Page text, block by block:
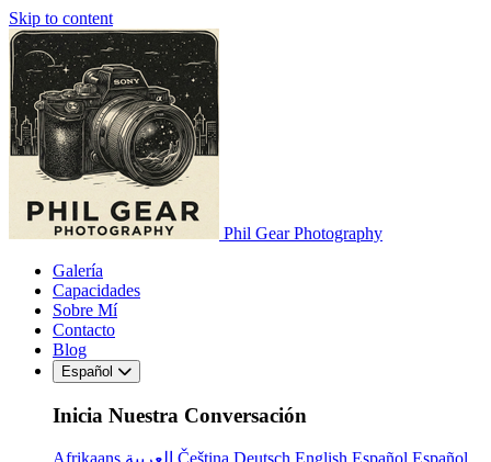
Skip to content
Phil Gear Photography
Galería
Capacidades
Sobre Mí
Contacto
Blog
Español
Inicia Nuestra Conversación